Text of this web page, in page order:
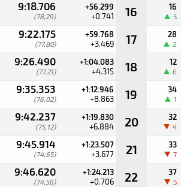
9:18.706
(78,29)
+56.299
+0.741 16 16
5
9:22.175
(77,80)
+59.768
+3.469 17 28
2
9:26.490
(77,21)
+1:04.083
+4.315 18 12
6
9:35.353
(76,02)
+1:12.946
+8.863 19 34
1
9:42.237
(75,12)
+1:19.830
+6.884 20 32
4
9:45.914
(74,65)
+1:23.507
+3.677 21 33
7
9:46.620
(74,56)
+1:24.213
+0.706 22 37
5